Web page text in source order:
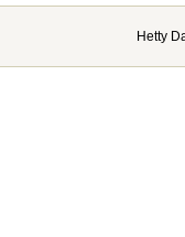
Hetty